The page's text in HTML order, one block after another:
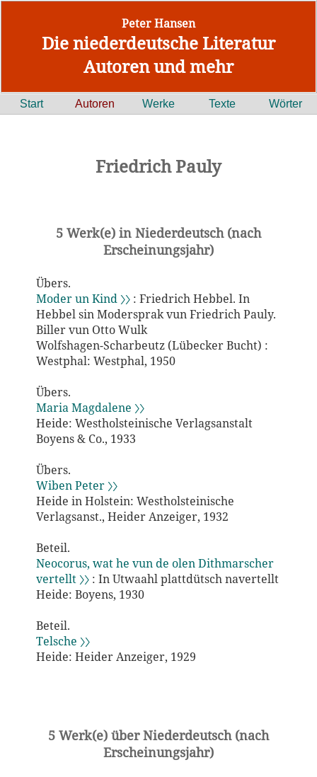
Peter Hansen
Die niederdeutsche Literatur
Autoren und mehr
Start Autoren Werke Texte Wörter
Friedrich Pauly
5 Werk(e) in Niederdeutsch (nach
Erscheinungsjahr)
Übers.
Moder un Kind 〉〉: Friedrich Hebbel. In
Hebbel sin Modersprak vun Friedrich Pauly.
Biller vun Otto Wulk
Wolfshagen-Scharbeutz (Lübecker Bucht) :
Westphal: Westphal, 1950
Übers.
Maria Magdalene 〉〉
Heide: Westholsteinische Verlagsanstalt
Boyens & Co., 1933
Übers.
Wiben Peter 〉〉
Heide in Holstein: Westholsteinische
Verlagsanst., Heider Anzeiger, 1932
Beteil.
Neocorus, wat he vun de olen Dithmarscher
vertellt 〉〉: In Utwaahl plattdütsch navertellt
Heide: Boyens, 1930
Beteil.
Telsche 〉〉
Heide: Heider Anzeiger, 1929
5 Werk(e) über Niederdeutsch (nach
Erscheinungsjahr)